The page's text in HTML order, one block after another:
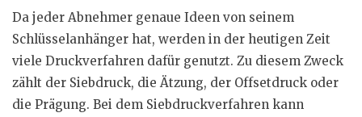
Da jeder Abnehmer genaue Ideen von seinem
Schlüsselanhänger hat, werden in der heutigen Zeit
viele Druckverfahren dafür genutzt. Zu diesem Zweck
zählt der Siebdruck, die Ätzung, der Offsetdruck oder
die Prägung. Bei dem Siebdruckverfahren kann